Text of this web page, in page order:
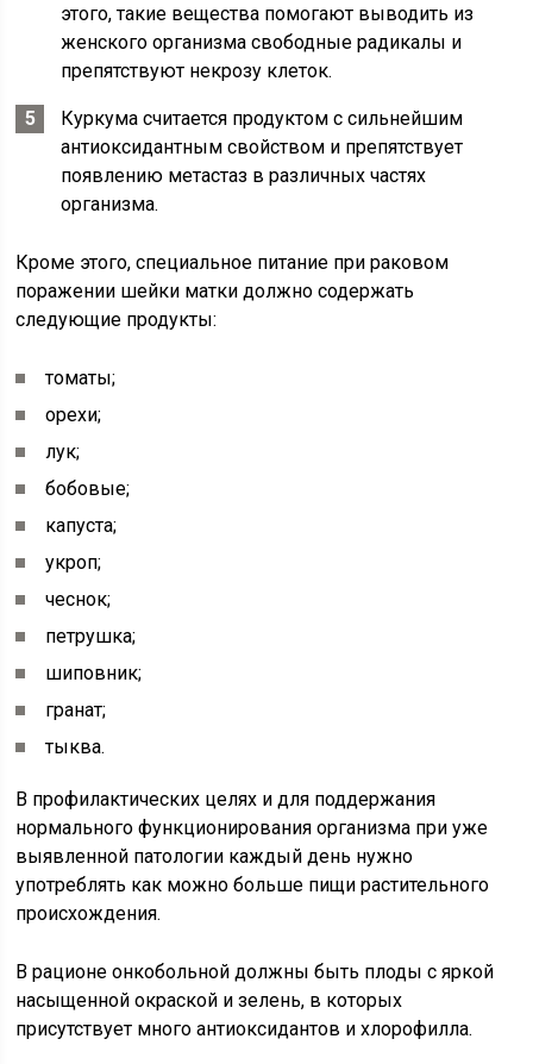
этого, такие вещества помогают выводить из
женского организма свободные радикалы и
препятствуют некрозу клеток.
Куркума считается продуктом с сильнейшим
антиоксидантным свойством и препятствует
появлению метастаз в различных частях
организма.
Кроме этого, специальное питание при раковом
поражении шейки матки должно содержать
следующие продукты:
томаты;
орехи;
лук;
бобовые;
капуста;
укроп;
чеснок;
петрушка;
шиповник;
гранат;
тыква.
В профилактических целях и для поддержания
нормального функционирования организма при уже
выявленной патологии каждый день нужно
употреблять как можно больше пищи растительного
происхождения.
В рационе онкобольной должны быть плоды с яркой
насыщенной окраской и зелень, в которых
присутствует много антиоксидантов и хлорофилла.